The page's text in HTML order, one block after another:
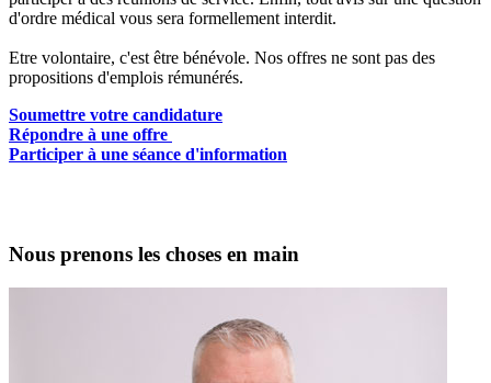
d'ordre médical vous sera formellement interdit.
Etre volontaire, c'est être bénévole. Nos offres ne sont pas des
propositions d'emplois rémunérés.
Soumettre votre candidature
Répondre à une offre
Participer à une séance d'information
Nous prenons les choses en main